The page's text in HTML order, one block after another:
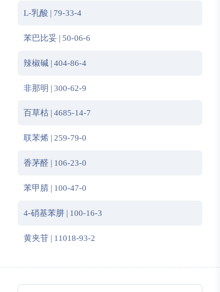
L-乳酸 | 79-33-4
苯巴比妥 | 50-06-6
辣椒碱 | 404-86-4
非那明 | 300-62-9
百草枯 | 4685-14-7
联苯烯 | 259-79-0
香茅醛 | 106-23-0
苯甲腈 | 100-47-0
4-硝基苯肼 | 100-16-3
黄夹苷 | 11018-93-2